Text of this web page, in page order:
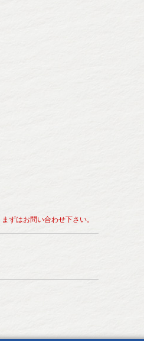
ずはお問い合わせ下さい。